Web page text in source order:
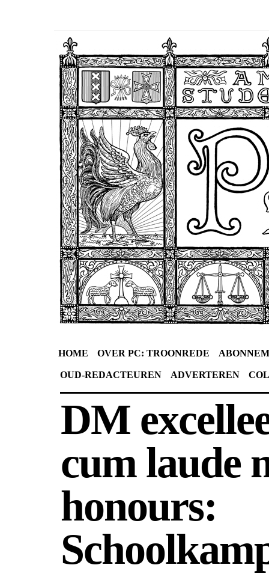
HOME OVER PC: TROONREDE
OUD-REDACTEUREN ADVERTEREN
DM
cum laude
honours: